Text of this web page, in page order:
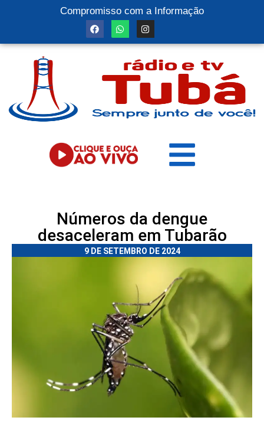
Compromisso com a Informação
Números da dengue
desaceleram em Tubarão
9 DE SETEMBRO DE 2024